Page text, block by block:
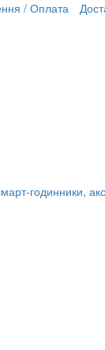
/ Оплата
годинники,